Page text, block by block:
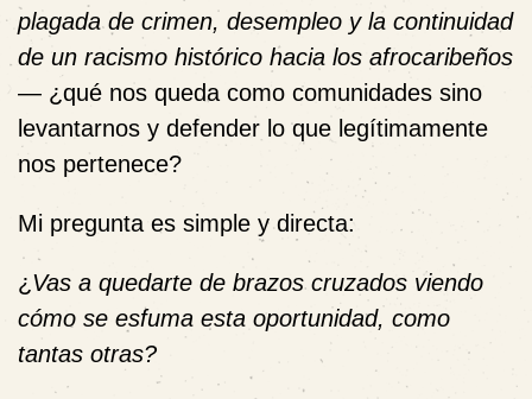
plagada de crimen, desempleo y la continuidad
de un racismo histórico hacia los afrocaribeños
— ¿qué nos queda como comunidades sino
levantarnos y defender lo que legítimamente
nos pertenece?
Mi pregunta es simple y directa:
¿ Vas a quedarte de brazos cruzados viendo
cómo se esfuma esta oportunidad, como
tantas otras?